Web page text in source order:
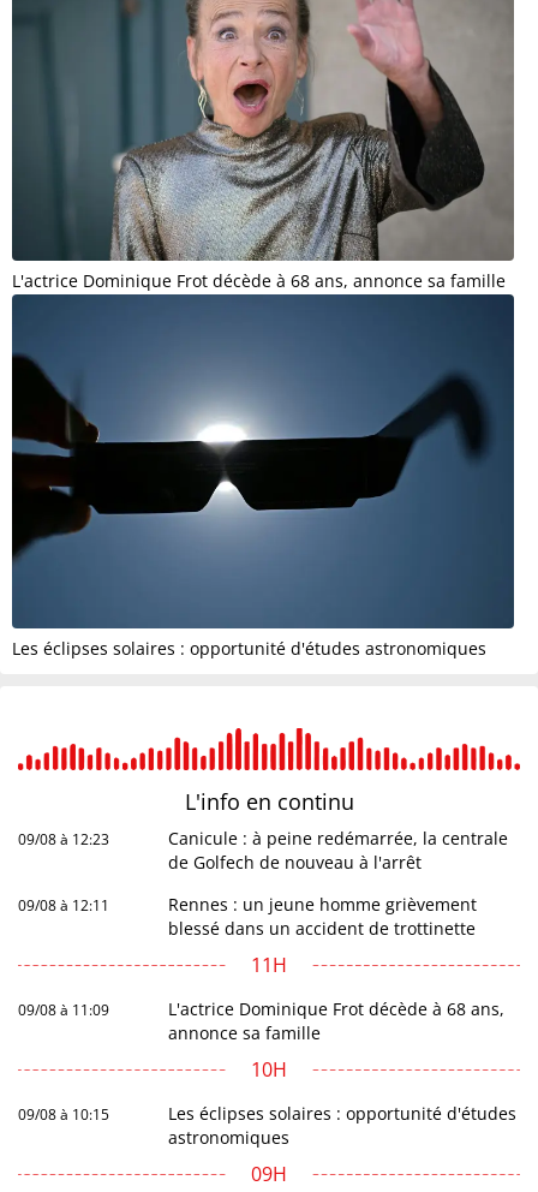
L'actrice Dominique Frot décède à 68 ans, annonce sa famille
Les éclipses solaires : opportunité d'études astronomiques
L'info en continu
09/08 à 12:23
Canicule : à peine redémarrée, la centrale
de Golfech de nouveau à l'arrêt
09/08 à 12:11
Rennes : un jeune homme grièvement
blessé dans un accident de trottinette
11H
09/08 à 11:09
L'actrice Dominique Frot décède à 68 ans,
annonce sa famille
10H
09/08 à 10:15
Les éclipses solaires : opportunité d'études
astronomiques
09H